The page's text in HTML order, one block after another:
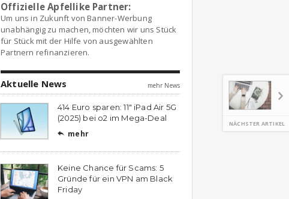
NÄCHSTER ARTIKEL
Offizielle Apfellike Partner:
Um uns in Zukunft von Banner-Werbung
unabhängig zu machen, möchten wir uns Stück
für Stück mit der Hilfe von ausgewählten
Partnern refinanzieren.
Aktuelle News mehr News
414 Euro sparen: 11″ iPad Air 5G
(2025) bei o2 im Mega-Deal
 mehr
Keine Chance für Scams: 5
Gründe für ein VPN am Black
Friday